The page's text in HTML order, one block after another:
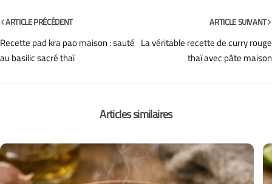
ARTICLE PRÉCÉDENT
Recette pad kra pao maison : sauté
au basilic sacré thaï
ARTICLE SUIVANT
La véritable recette de curry rouge
thaï avec pâte maison
Articles similaires